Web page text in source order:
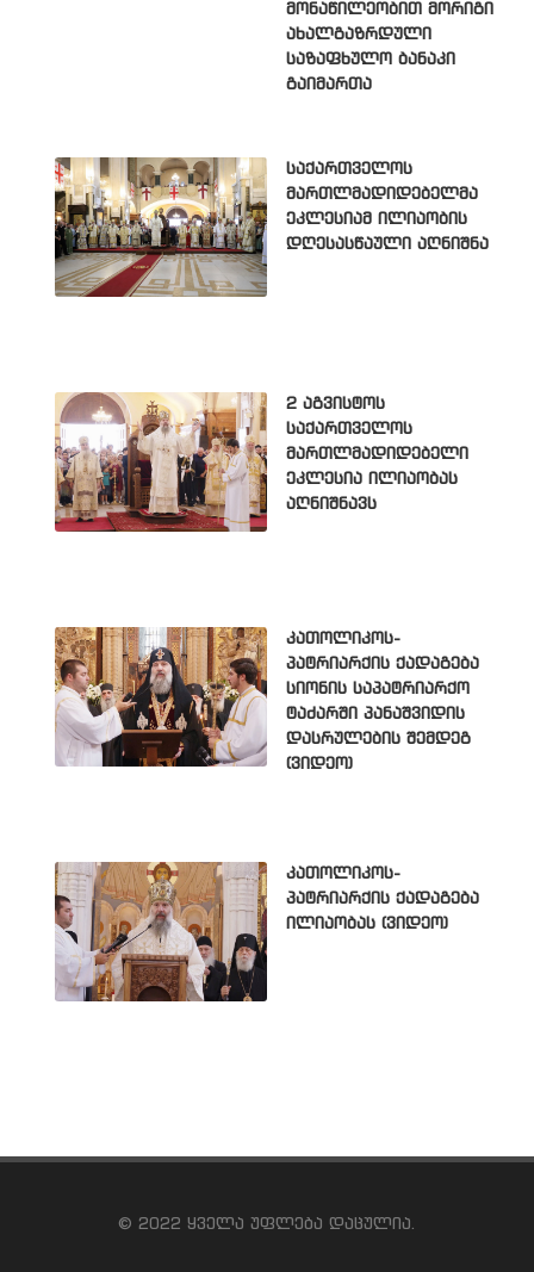
მონაწილეობით მორიგი
ახალგაზრდული
საზაფხულო ბანაკი
გაიმართა
საქართველოს
მართლმადიდებელმა
ეკლესიამ ილიაობის
დღესასწაული აღნიშნა
2 აგვისტოს
საქართველოს
მართლმადიდებელი
ეკლესია ილიაობას
აღნიშნავს
კათოლიკოს-
პატრიარქის ქადაგება
სიონის საპატრიარქო
ტაძარში პანაშვიდის
დასრულების შემდეგ
(ვიდეო)
კათოლიკოს-
პატრიარქის ქადაგება
ილიაობას (ვიდეო)
© 2022 ყველა უფლება დაცულია.